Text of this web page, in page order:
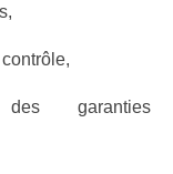
garanties